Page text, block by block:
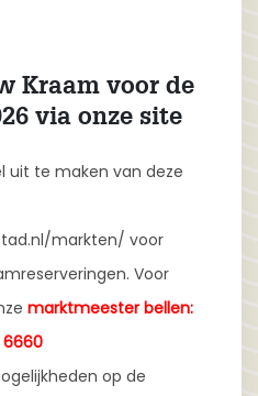
Kraam voor de
via onze site
uit te maken van deze
markten/ voor
Voor
marktmeester bellen:
6660
op de